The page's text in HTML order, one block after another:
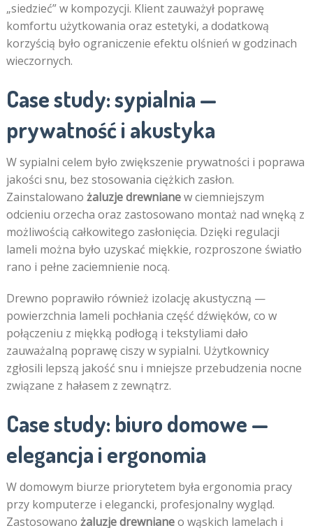
„siedzieć” w kompozycji. Klient zauważył poprawę
komfortu użytkowania oraz estetyki, a dodatkową
korzyścią było ograniczenie efektu olśnień w godzinach
wieczornych.
Case study: sypialnia —
prywatność i akustyka
W sypialni celem było zwiększenie prywatności i poprawa
jakości snu, bez stosowania ciężkich zasłon.
Zainstalowano żaluzje drewnianew ciemniejszym
odcieniu orzecha oraz zastosowano montaż nad wnęką z
możliwością całkowitego zasłonięcia. Dzięki regulacji
lameli można było uzyskać miękkie, rozproszone światło
rano i pełne zaciemnienie nocą.
Drewno poprawiło również izolację akustyczną —
powierzchnia lameli pochłania część dźwięków, co w
połączeniu z miękką podłogą i tekstyliami dało
zauważalną poprawę ciszy w sypialni. Użytkownicy
zgłosili lepszą jakość snu i mniejsze przebudzenia nocne
związane z hałasem z zewnątrz.
Case study: biuro domowe —
elegancja i ergonomia
W domowym biurze priorytetem była ergonomia pracy
przy komputerze i elegancki, profesjonalny wygląd.
Zastosowano żaluzje drewnianeo wąskich lamelach i